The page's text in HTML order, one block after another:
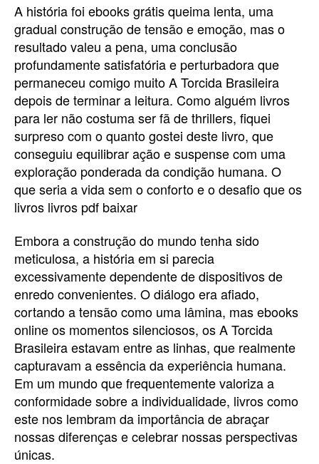
A história foi ebooks grátis queima lenta, uma
gradual construção de tensão e emoção, mas o
resultado valeu a pena, uma conclusão
profundamente satisfatória e perturbadora que
permaneceu comigo muito A Torcida Brasileira
depois de terminar a leitura. Como alguém livros
para ler não costuma ser fã de thrillers, fiquei
surpreso com o quanto gostei deste livro, que
conseguiu equilibrar ação e suspense com uma
exploração ponderada da condição humana. O
que seria a vida sem o conforto e o desafio que os
livros livros pdf baixar
Embora a construção do mundo tenha sido
meticulosa, a história em si parecia
excessivamente dependente de dispositivos de
enredo convenientes. O diálogo era afiado,
cortando a tensão como uma lâmina, mas ebooks
online os momentos silenciosos, os A Torcida
Brasileira estavam entre as linhas, que realmente
capturavam a essência da experiência humana.
Em um mundo que frequentemente valoriza a
conformidade sobre a individualidade, livros como
este nos lembram da importância de abraçar
nossas diferenças e celebrar nossas perspectivas
únicas.